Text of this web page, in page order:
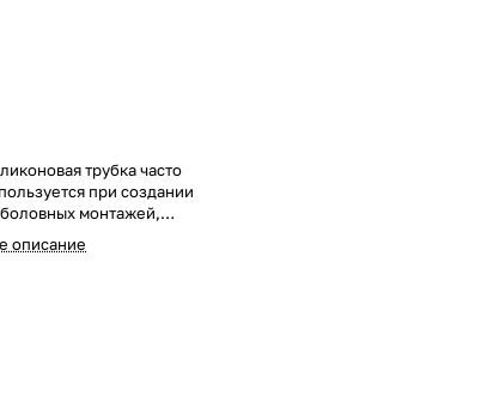
трубка часто
при создании
монтажей,
поводков.
как
описание